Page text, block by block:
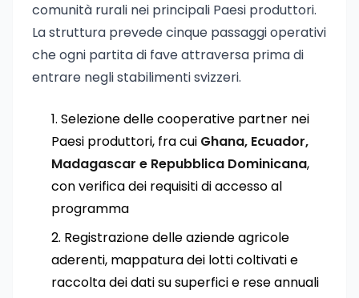
comunità rurali nei principali Paesi produttori.
La struttura prevede cinque passaggi operativi
che ogni partita di fave attraversa prima di
entrare negli stabilimenti svizzeri.
Selezione delle cooperative partner nei
Paesi produttori, fra cui Ghana, Ecuador,
Madagascar e Repubblica Dominicana,
con verifica dei requisiti di accesso al
programma
Registrazione delle aziende agricole
aderenti, mappatura dei lotti coltivati e
raccolta dei dati su superfici e rese annuali